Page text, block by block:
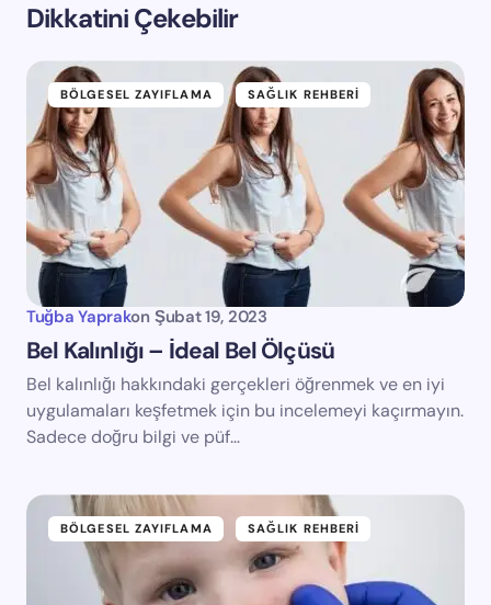
Dikkatini Çekebilir
BÖLGESEL ZAYIFLAMA SAĞLIK REHBERI
Tuğba Yaprakon Şubat 19, 2023
Bel Kalınlığı – İdeal Bel Ölçüsü
Bel kalınlığı hakkındaki gerçekleri öğrenmek ve en iyi
uygulamaları keşfetmek için bu incelemeyi kaçırmayın.
Sadece doğru bilgi ve püf…
BÖLGESEL ZAYIFLAMA SAĞLIK REHBERI